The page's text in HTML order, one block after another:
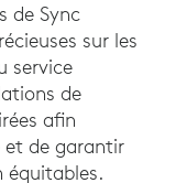
de Sync
sur les
service
de
afin
et de garantir
équitables.